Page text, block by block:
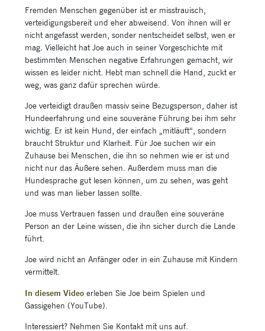
Fremden Menschen gegenüber ist er misstrauisch,
verteidigungsbereit und eher abweisend. Von ihnen will er
nicht angefasst werden, sonder nentscheidet selbst, wen er
mag. Vielleicht hat Joe auch in seiner Vorgeschichte mit
bestimmten Menschen negative Erfahrungen gemacht, wir
wissen es leider nicht. Hebt man schnell die Hand, zuckt er
weg, was ganz dafür sprechen würde.
Joe verteidigt draußen massiv seine Bezugsperson, daher ist
Hundeerfahrung und eine souveräne Führung bei ihm sehr
wichtig. Er ist kein Hund, der einfach „mitläuft“, sondern
braucht Struktur und Klarheit. Für Joe suchen wir ein
Zuhause bei Menschen, die ihn so nehmen wie er ist und
nicht nur das Äußere sehen. Außerdem muss man die
Hundesprache gut lesen können, um zu sehen, was geht
und was man lieber lassen sollte.
Joe muss Vertrauen fassen und draußen eine souveräne
Person an der Leine wissen, die ihn sicher durch die Lande
führt.
Joe wird nicht an Anfänger oder in ein Zuhause mit Kindern
vermittelt.
In diesem Video erleben Sie Joe beim Spielen und
Gassigehen (YouTube).
Interessiert? Nehmen Sie Kontakt mit uns auf.